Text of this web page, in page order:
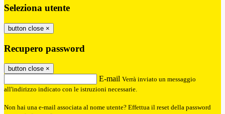
Seleziona utente
button close ×
Recupero password
button close ×
E-mail Verrà inviato un messaggio
all'indirizzo indicato con le istruzioni necessarie.
Non hai una e-mail associata al nome utente? Effettua il reset della password